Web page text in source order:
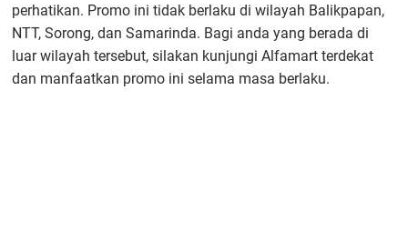
perhatikan. Promo ini tidak berlaku di wilayah Balikpapan,
NTT, Sorong, dan Samarinda. Bagi anda yang berada di
luar wilayah tersebut, silakan kunjungi Alfamart terdekat
dan manfaatkan promo ini selama masa berlaku.